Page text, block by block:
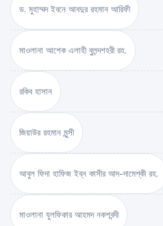
ড. মুহাম্মদ ইবনে আবদুর রহমান আরিফী
মাওলানা আশেক এলাহী বুলন্দশহরী রহ.
রকিব হাসান
জিয়াউর রহমান মুন্সী
আবুল ফিদা হাফিজ ইব্‌ন কাসীর আদ-দামেশ্‌কী রহ.
মাওলানা যুলফিকার আহমদ নকশবন্দী